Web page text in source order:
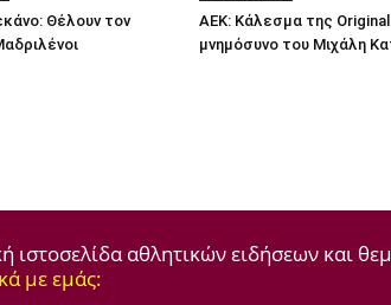
Θέλουν τον
ΑΕΚ: Κάλεσμα της
μνημόσυνο του Μιχάλη
αθλητικών ειδήσεων και
με εμάς: